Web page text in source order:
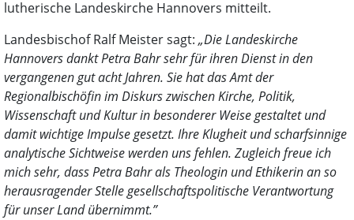
lutherische Landeskirche Hannovers mitteilt.
Landesbischof Ralf Meister sagt: „Die Landeskirche
Hannovers dankt Petra Bahr sehr für ihren Dienst in den
vergangenen gut acht Jahren. Sie hat das Amt der
Regionalbischöfin im Diskurs zwischen Kirche, Politik,
Wissenschaft und Kultur in besonderer Weise gestaltet und
damit wichtige Impulse gesetzt. Ihre Klugheit und scharfsinnige
analytische Sichtweise werden uns fehlen. Zugleich freue ich
mich sehr, dass Petra Bahr als Theologin und Ethikerin an so
herausragender Stelle gesellschaftspolitische Verantwortung
für unser Land übernimmt.”